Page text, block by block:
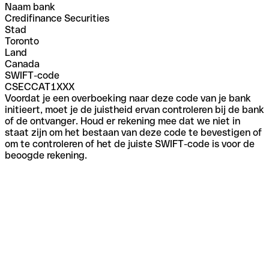
Naam bank
Credifinance Securities
Stad
Toronto
Land
Canada
SWIFT-code
CSECCAT1XXX
Voordat je een overboeking naar deze code van je bank
initieert, moet je de juistheid ervan controleren bij de bank
of de ontvanger. Houd er rekening mee dat we niet in
staat zijn om het bestaan van deze code te bevestigen of
om te controleren of het de juiste SWIFT-code is voor de
beoogde rekening.